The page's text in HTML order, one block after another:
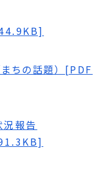
まちの話題） [PDF
報告